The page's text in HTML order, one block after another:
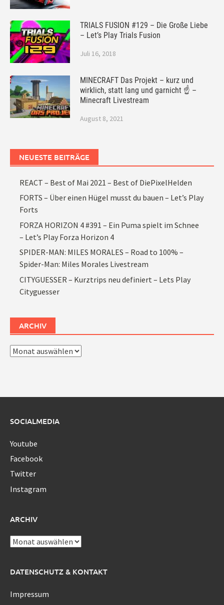
TRIALS FUSION #129 – Die Große Liebe
– Let’s Play Trials Fusion
Juli 16, 2018
MINECRAFT Das Projekt – kurz und
wirklich, statt lang und garnicht ☝ –
Minecraft Livestream
August 8, 2021
NEUESTE BEITRÄGE
REACT – Best of Mai 2021 – Best of DiePixelHelden
FORTS – Über einen Hügel musst du bauen – Let’s Play
Forts
FORZA HORIZON 4 #391 – Ein Puma spielt im Schnee
– Let’s Play Forza Horizon 4
SPIDER-MAN: MILES MORALES – Road to 100% –
Spider-Man: Miles Morales Livestream
CITYGUESSER – Kurztrips neu definiert – Lets Play
Cityguesser
ARCHIV
Archiv
SOCIALMEDIA
Youtube
Facebook
Twitter
Instagram
ARCHIV
Archiv
DATENSCHUTZ & KONTAKT
Impressum